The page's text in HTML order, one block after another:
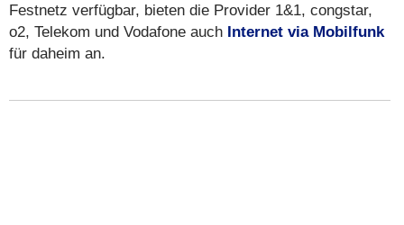
Festnetz verfügbar, bieten die Provider 1&1, congstar,
o2, Telekom und Vodafone auch Internet via Mobilfunk
für daheim an.